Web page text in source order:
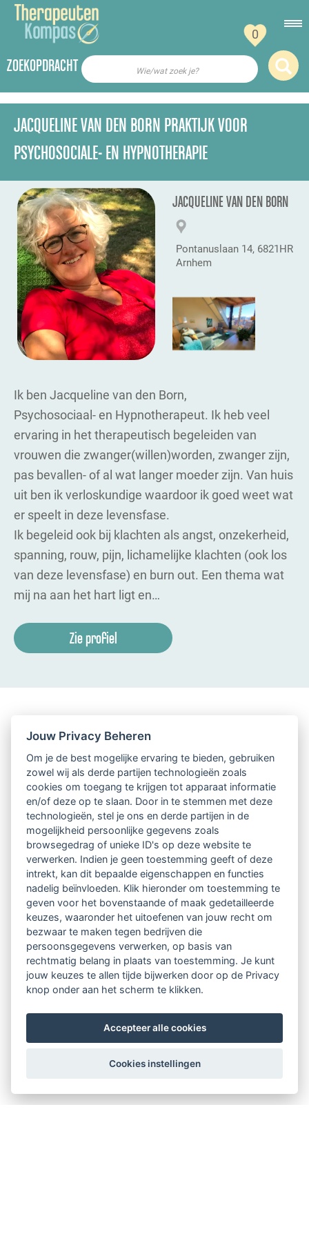
0
ZOEKOPDRACHT Wie/wat zoek je?
JACQUELINE VAN DEN BORN PRAKTIJK VOOR
PSYCHOSOCIALE- EN HYPNOTHERAPIE
JACQUELINE VAN DEN BORN
Pontanuslaan 14, 6821HR
Arnhem
Ik ben Jacqueline van den Born,
Psychosociaal- en Hypnotherapeut. Ik heb veel
ervaring in het therapeutisch begeleiden van
vrouwen die zwanger(willen)worden, zwanger zijn,
pas bevallen- of al wat langer moeder zijn. Van huis
uit ben ik verloskundige waardoor ik goed weet wat
er speelt in deze levensfase.
Ik begeleid ook bij klachten als angst, onzekerheid,
spanning, rouw, pijn, lichamelijke klachten (ook los
van deze levensfase) en burn out. Een thema wat
mij na aan het hart ligt en…
Zie profiel
Jouw Privacy Beheren
Om je de best mogelijke ervaring te bieden, gebruiken
zowel wij als derde partijen technologieën zoals
cookies om toegang te krijgen tot apparaat informatie
en/of deze op te slaan. Door in te stemmen met deze
technologieën, stel je ons en derde partijen in de
mogelijkheid persoonlijke gegevens zoals
browsegedrag of unieke ID's op deze website te
verwerken. Indien je geen toestemming geeft of deze
intrekt, kan dit bepaalde eigenschappen en functies
nadelig beïnvloeden. Klik hieronder om toestemming te
geven voor het bovenstaande of maak gedetailleerde
keuzes, waaronder het uitoefenen van jouw recht om
bezwaar te maken tegen bedrijven die
persoonsgegevens verwerken, op basis van
rechtmatig belang in plaats van toestemming. Je kunt
jouw keuzes te allen tijde bijwerken door op de Privacy
knop onder aan het scherm te klikken.
Accepteer alle cookies
Cookies instellingen